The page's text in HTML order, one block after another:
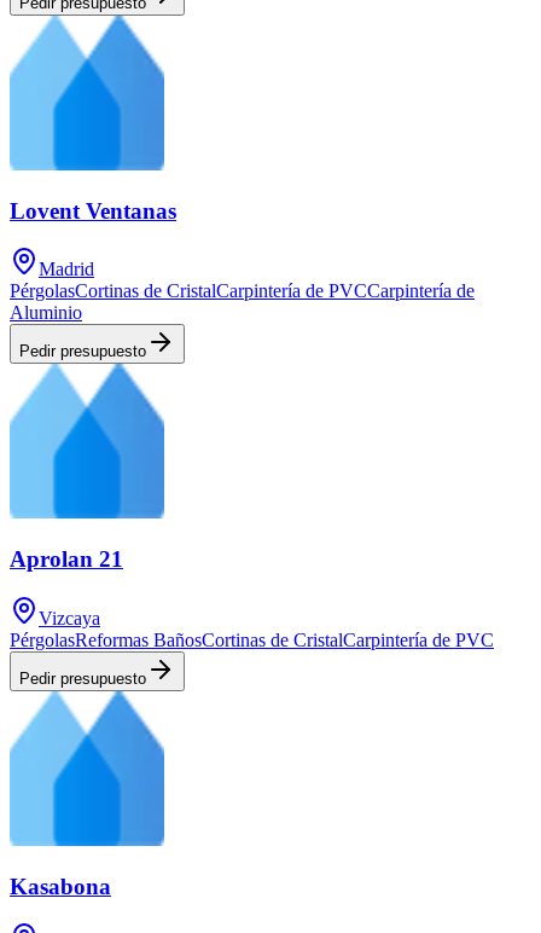
Lovent Ventanas
Madrid
PérgolasCortinas de CristalCarpintería de PVCCarpintería de
Aluminio
Pedir presupuesto
Aprolan 21
Vizcaya
PérgolasReformas BañosCortinas de CristalCarpintería de PVC
Pedir presupuesto
Kasabona